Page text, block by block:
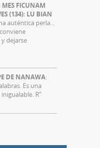
MES FICUNAM
(134): LU BIAN
auténtica perla…
dejarse
DE NANAWA:
Es una
R”